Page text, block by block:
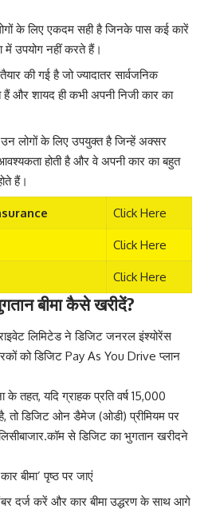
के लिए एकदम सही है जिनके पास कई कारें
में उपयोग नहीं करते हैं।
की गई है जो ज्यादातर सार्वजनिक
और शायद ही कभी अपनी निजी कार का
लोगों के लिए उपयुक्त है जिन्हें अक्सर
होती है और वे अपनी कार का बहुत
हैं।
Click Here
Click Here
Click Here
बीमा कैसे खरीदें?
लिमिटेड ने डिजिट जनरल इंश्योरेंस
को डिजिट Pay As You Drive प्लान
तहत, यदि ग्राहक प्रति वर्ष 15,000
तो डिजिट ओन डैमेज (ओडी) प्रीमियम पर
से डिजिट का भुगतान खरीदने
बीमा’ पृष्ठ पर जाएं
दर्ज करें और कार बीमा उद्धरण के साथ आगे